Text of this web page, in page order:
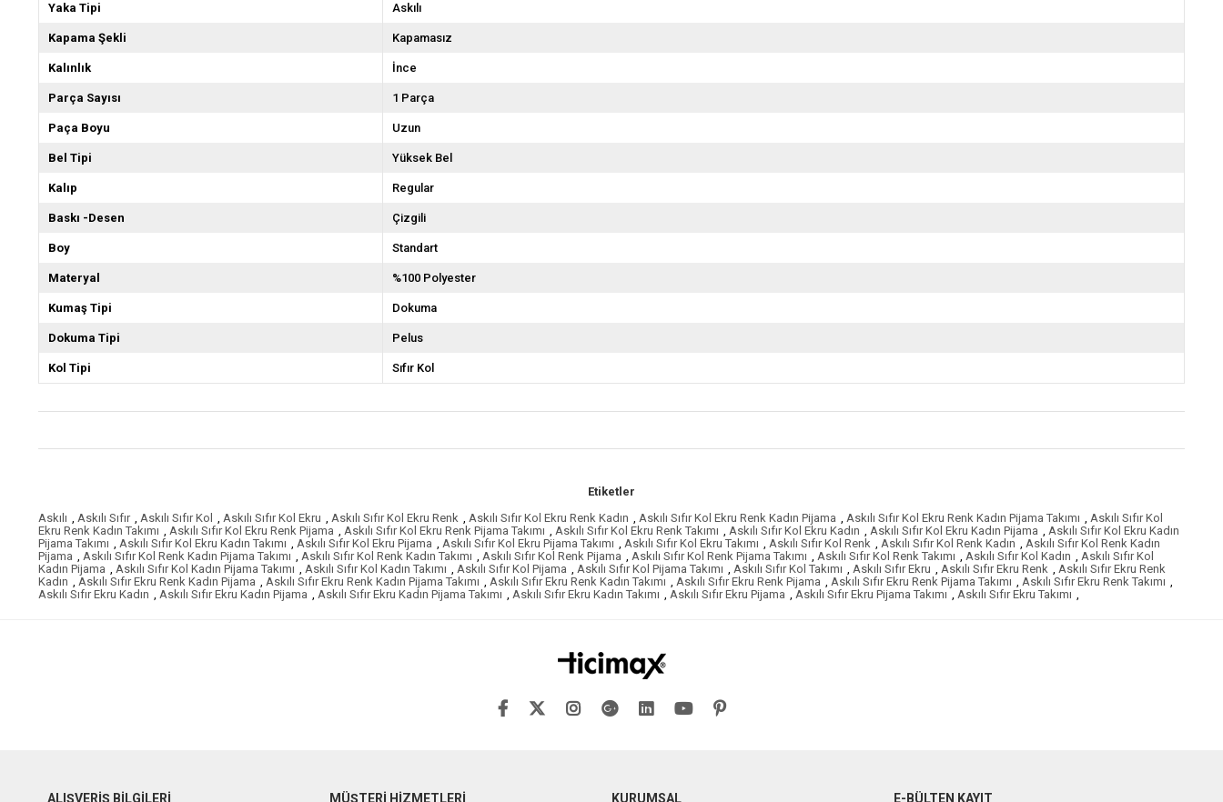
Yaka Tipi Askılı
Kapama Şekli Kapamasız
Kalınlık İnce
Parça Sayısı 1 Parça
Paça Boyu Uzun
Bel Tipi Yüksek Bel
Kalıp Regular
Baskı -Desen Çizgili
Boy Standart
Materyal %100 Polyester
Kumaş Tipi Dokuma
Dokuma Tipi Pelus
Kol Tipi Sıfır Kol
Etiketler
Askılı , Askılı Sıfır , Askılı Sıfır Kol , Askılı Sıfır Kol Ekru , Askılı Sıfır Kol Ekru Renk , Askılı Sıfır Kol Ekru Renk Kadın , Askılı Sıfır Kol Ekru Renk Kadın Pijama , Askılı Sıfır Kol Ekru Renk Kadın Pijama Takımı , Askılı Sıfır Kol
Ekru Renk Kadın Takımı , Askılı Sıfır Kol Ekru Renk Pijama , Askılı Sıfır Kol Ekru Renk Pijama Takımı , Askılı Sıfır Kol Ekru Renk Takımı , Askılı Sıfır Kol Ekru Kadın , Askılı Sıfır Kol Ekru Kadın Pijama , Askılı Sıfır Kol Ekru Kadın
Pijama Takımı , Askılı Sıfır Kol Ekru Kadın Takımı , Askılı Sıfır Kol Ekru Pijama , Askılı Sıfır Kol Ekru Pijama Takımı , Askılı Sıfır Kol Ekru Takımı , Askılı Sıfır Kol Renk , Askılı Sıfır Kol Renk Kadın , Askılı Sıfır Kol Renk Kadın
Pijama , Askılı Sıfır Kol Renk Kadın Pijama Takımı , Askılı Sıfır Kol Renk Kadın Takımı , Askılı Sıfır Kol Renk Pijama , Askılı Sıfır Kol Renk Pijama Takımı , Askılı Sıfır Kol Renk Takımı , Askılı Sıfır Kol Kadın , Askılı Sıfır Kol
Kadın Pijama , Askılı Sıfır Kol Kadın Pijama Takımı , Askılı Sıfır Kol Kadın Takımı , Askılı Sıfır Kol Pijama , Askılı Sıfır Kol Pijama Takımı , Askılı Sıfır Kol Takımı , Askılı Sıfır Ekru , Askılı Sıfır Ekru Renk , Askılı Sıfır Ekru Renk
Kadın , Askılı Sıfır Ekru Renk Kadın Pijama , Askılı Sıfır Ekru Renk Kadın Pijama Takımı , Askılı Sıfır Ekru Renk Kadın Takımı , Askılı Sıfır Ekru Renk Pijama , Askılı Sıfır Ekru Renk Pijama Takımı , Askılı Sıfır Ekru Renk Takımı ,
Askılı Sıfır Ekru Kadın , Askılı Sıfır Ekru Kadın Pijama , Askılı Sıfır Ekru Kadın Pijama Takımı , Askılı Sıfır Ekru Kadın Takımı , Askılı Sıfır Ekru Pijama , Askılı Sıfır Ekru Pijama Takımı , Askılı Sıfır Ekru Takımı ,
ALIŞVERİŞ BİLGİLERİ MÜŞTERİ HİZMETLERİ KURUMSAL E-BÜLTEN KAYIT